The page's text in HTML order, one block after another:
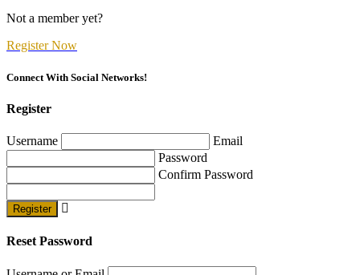
Not a member yet?
Register Now
Connect With Social Networks!
Register
Username
Email
Password
Confirm Password
Register
Reset Password